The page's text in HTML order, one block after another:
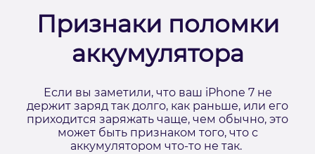
Признаки поломки
аккумулятора
Если вы заметили, что ваш iPhone 7 не
держит заряд так долго, как раньше, или его
приходится заряжать чаще, чем обычно, это
может быть признаком того, что с
аккумулятором что-то не так.